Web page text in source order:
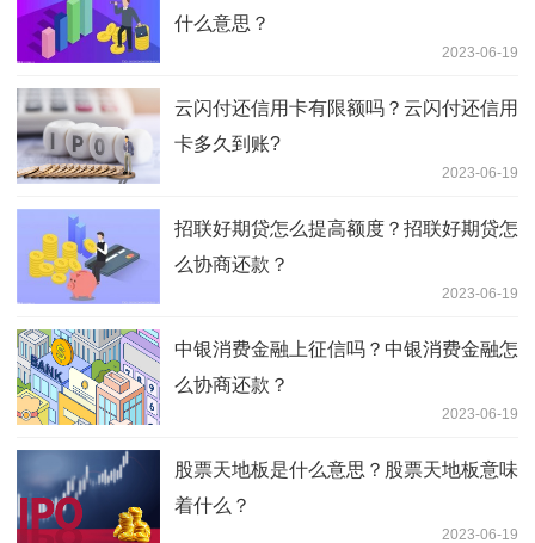
什么意思？
2023-06-19
云闪付还信用卡有限额吗？云闪付还信用
卡多久到账?
2023-06-19
招联好期贷怎么提高额度？招联好期贷怎
么协商还款？
2023-06-19
中银消费金融上征信吗？中银消费金融怎
么协商还款？
2023-06-19
股票天地板是什么意思？股票天地板意味
着什么？
2023-06-19